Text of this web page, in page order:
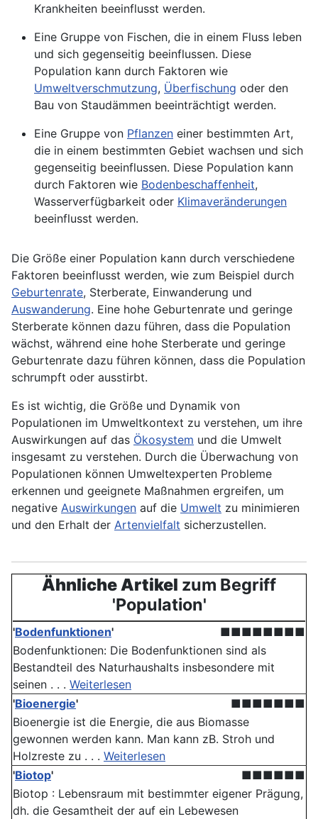
Krankheiten beeinflusst werden.
Eine Gruppe von Fischen, die in einem Fluss leben
und sich gegenseitig beeinflussen. Diese
Population kann durch Faktoren wie
Umweltverschmutzung, Überfischung oder den
Bau von Staudämmen beeinträchtigt werden.
Eine Gruppe von Pflanzen einer bestimmten Art,
die in einem bestimmten Gebiet wachsen und sich
gegenseitig beeinflussen. Diese Population kann
durch Faktoren wie Bodenbeschaffenheit,
Wasserverfügbarkeit oder Klimaveränderungen
beeinflusst werden.
Die Größe einer Population kann durch verschiedene
Faktoren beeinflusst werden, wie zum Beispiel durch
Geburtenrate, Sterberate, Einwanderung und
Auswanderung. Eine hohe Geburtenrate und geringe
Sterberate können dazu führen, dass die Population
wächst, während eine hohe Sterberate und geringe
Geburtenrate dazu führen können, dass die Population
schrumpft oder ausstirbt.
Es ist wichtig, die Größe und Dynamik von
Populationen im Umweltkontext zu verstehen, um ihre
Auswirkungen auf das Ökosystem und die Umwelt
insgesamt zu verstehen. Durch die Überwachung von
Populationen können Umweltexperten Probleme
erkennen und geeignete Maßnahmen ergreifen, um
negative Auswirkungen auf die Umwelt zu minimieren
und den Erhalt der Artenvielfalt sicherzustellen.
Ähnliche Artikel zum Begriff
'Population'
'Bodenfunktionen'
■■■■■■■■
Bodenfunktionen: Die Boden­funktionen sind als
Bestandteil des Naturhaushalts insbesondere mit
seinen . . . Weiterlesen
'Bioenergie'
■■■■■■■
Bioenergie ist die Energie, die aus Biomasse
gewonnen werden kann. Man kann zB. Stroh und
Holzreste zu . . . Weiterlesen
'Biotop'
■■■■■■
Biotop : Lebensraum mit bestimmter eigener Prägung,
dh. die Gesamtheit der auf ein Lebewesen